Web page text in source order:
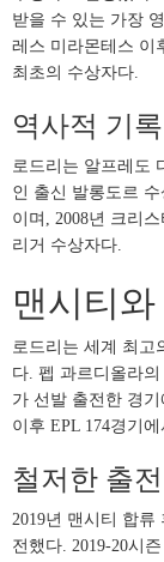
받을 수 있는 가장
레스 미라몬테스 이
최초의 수상자다.
역사적 기록
로드리는 알프레도
인 출신 발롱도르
이며, 2008년 크리
리거 수상자다.
맨시티
로드리는 세계 최고
다. 펩 과르디올라
가 선발 출전한 경
이후 EPL 174경기
철저한 출
2019년 맨시티 합류
전했다. 2019-20시